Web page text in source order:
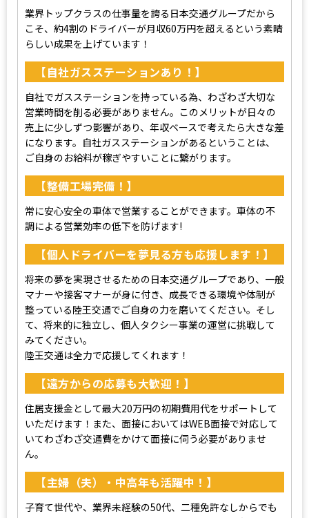
業界トップクラスの仕事量を誇る日本交通グループだから
こそ、約4割のドライバーが月収60万円を超えるという素晴
らしい成果を上げています！
【⾃社ガスステーションあり！】
自社でガスステーションを持っている為、わざわざ大切な
営業時間を削る必要がありません。このメリットが日々の
売上に少しずつ影響があり、年収ベースで考えたら大きな差
になります。自社ガスステーションがあるということは、
ご自身のお給料が稼ぎやすいことに繋がります。
【整備⼯場完備！】
常に安心安全の車体で営業することができます。⾞体の不
調による営業効率の低下を防げます!
【個人ドライバーを夢見る方も応援します！】
将来の夢を実現させるための⽇本交通グループであり、一般
マナーや接客マナーが⾝に付き、成⻑できる環境や体制が
整っている陸王交通でご⾃⾝の⼒を磨いてください。そし
て、将来的に独⽴し、個⼈タクシー事業の運営に挑戦して
みてください。
陸王交通は全力で応援してくれます！
【遠方からの応募も大歓迎！】
住居支援金として最大20万円の初期費用代をサポートして
いただけます！また、面接においてはWEB面接で対応して
いてわざわざ交通費をかけて面接に伺う必要がありませ
ん。
【主婦（夫）・中高年も活躍中！】
子育て世代や、業界未経験の50代、二種免許なしからでも